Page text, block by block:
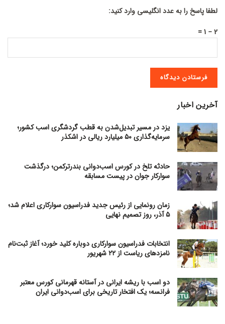
لطفا پاسخ را به عدد انگلیسی وارد کنید:
2 − 1 =
آخرین اخبار
یزد در مسیر تبدیل‌شدن به قطب گردشگری اسب کشور؛
سرمایه‌گذاری ۵۰ میلیارد ریالی در اشکذر
حادثه تلخ در کورس اسب‌دوانی بندرترکمن؛ درگذشت
سوارکار جوان در پیست مسابقه
زمان رونمایی از رئیس جدید فدراسیون سوارکاری اعلام شد؛
۵ آذر، روز تصمیم نهایی
انتخابات فدراسیون سوارکاری دوباره کلید خورد؛ آغاز ثبت‌نام
نامزدهای ریاست از ۲۲ شهریور
دو اسب با ریشه ایرانی در آستانه قهرمانی کورس معتبر
فرانسه؛ یک افتخار تاریخی برای اسب‌دوانی ایران